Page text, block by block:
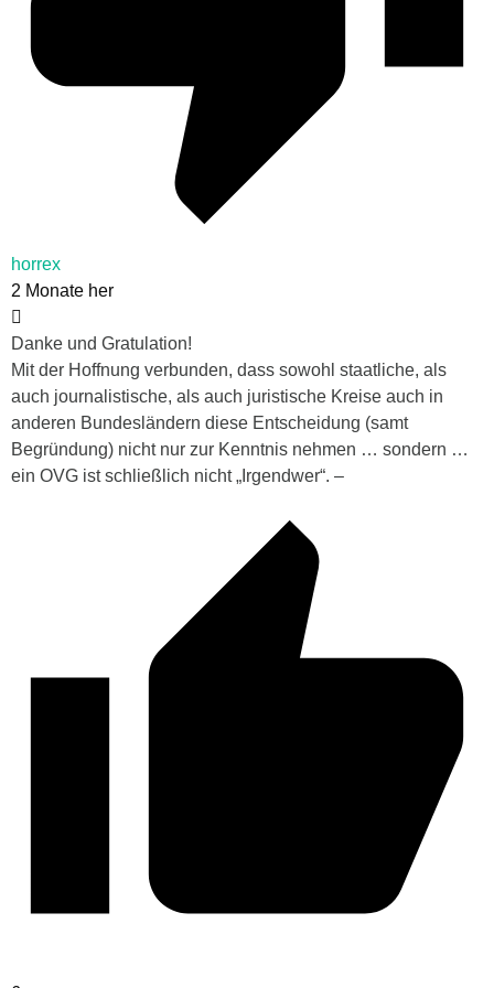
horrex
2 Monate her
Danke und Gratulation!
Mit der Hoffnung verbunden, dass sowohl staatliche, als
auch journalistische, als auch juristische Kreise auch in
anderen Bundesländern diese Entscheidung (samt
Begründung) nicht nur zur Kenntnis nehmen … sondern …
ein OVG ist schließlich nicht „Irgendwer“. –